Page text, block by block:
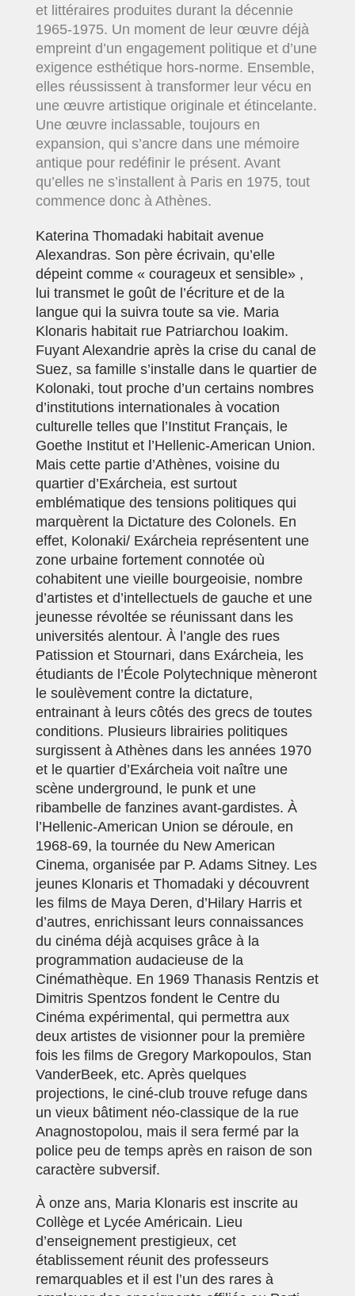
et littéraires produites durant la décennie
1965-1975. Un moment de leur œuvre déjà
empreint d’un engagement politique et d’une
exigence esthétique hors-norme. Ensemble,
elles réussissent à transformer leur vécu en
une œuvre artistique originale et étincelante.
Une œuvre inclassable, toujours en
expansion, qui s’ancre dans une mémoire
antique pour redéfinir le présent. Avant
qu’elles ne s’installent à Paris en 1975, tout
commence donc à Athènes.
Katerina Thomadaki habitait avenue
Alexandras. Son père écrivain, qu’elle
dépeint comme « courageux et sensible» ,
lui transmet le goût de l’écriture et de la
langue qui la suivra toute sa vie. Maria
Klonaris habitait rue Patriarchou Ioakim.
Fuyant Alexandrie après la crise du canal de
Suez, sa famille s’installe dans le quartier de
Kolonaki, tout proche d’un certains nombres
d’institutions internationales à vocation
culturelle telles que l’Institut Français, le
Goethe Institut et l’Hellenic-American Union.
Mais cette partie d’Athènes, voisine du
quartier d’Exárcheia, est surtout
emblématique des tensions politiques qui
marquèrent la Dictature des Colonels. En
effet, Kolonaki/ Exárcheia représentent une
zone urbaine fortement connotée où
cohabitent une vieille bourgeoisie, nombre
d’artistes et d’intellectuels de gauche et une
jeunesse révoltée se réunissant dans les
universités alentour. À l’angle des rues
Patission et Stournari, dans Exárcheia, les
étudiants de l’École Polytechnique mèneront
le soulèvement contre la dictature,
entrainant à leurs côtés des grecs de toutes
conditions. Plusieurs librairies politiques
surgissent à Athènes dans les années 1970
et le quartier d’Exárcheia voit naître une
scène underground, le punk et une
ribambelle de fanzines avant-gardistes. À
l’Hellenic-American Union se déroule, en
1968-69, la tournée du New American
Cinema, organisée par P. Adams Sitney. Les
jeunes Klonaris et Thomadaki y découvrent
les films de Maya Deren, d’Hilary Harris et
d’autres, enrichissant leurs connaissances
du cinéma déjà acquises grâce à la
programmation audacieuse de la
Cinémathèque. En 1969 Thanasis Rentzis et
Dimitris Spentzos fondent le Centre du
Cinéma expérimental, qui permettra aux
deux artistes de visionner pour la première
fois les films de Gregory Markopoulos, Stan
VanderBeek, etc. Après quelques
projections, le ciné-club trouve refuge dans
un vieux bâtiment néo-classique de la rue
Anagnostopolou, mais il sera fermé par la
police peu de temps après en raison de son
caractère subversif.
À onze ans, Maria Klonaris est inscrite au
Collège et Lycée Américain. Lieu
d’enseignement prestigieux, cet
établissement réunit des professeurs
remarquables et il est l’un des rares à